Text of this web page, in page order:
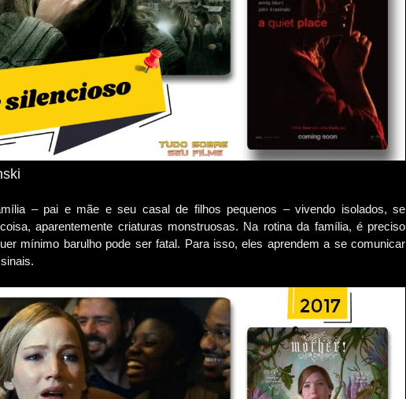
– pai e mãe e seu casal de filhos pequenos – vivendo isolados, se
aparentemente criaturas monstruosas. Na rotina da família, é preciso
mínimo barulho pode ser fatal. Para isso, eles aprendem a se comunicar